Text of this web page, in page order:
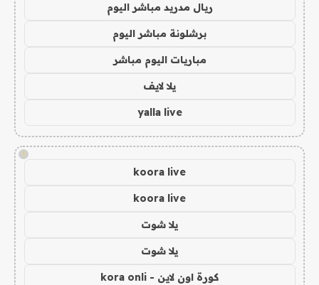
ريال مدريد مباشر اليوم
برشلونة مباشر اليوم
مباريات اليوم مباشر
يلا لايف
yalla live
!
koora live
koora live
يلا شوت
يلا شوت
كورة اون لاين - kora onli